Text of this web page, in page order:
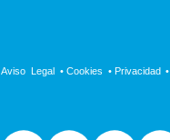
Aviso Legal • Cookies • Privacidad •